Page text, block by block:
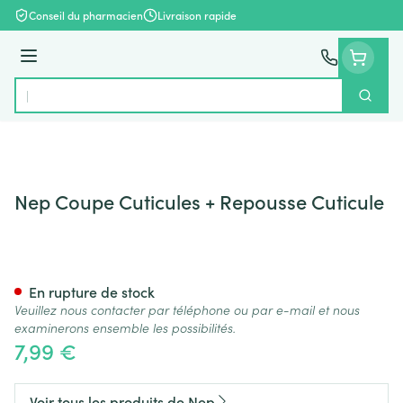
Aller au contenu
Conseil du pharmacien Livraison rapide
Menu
Rechercher
Nep Coupe Cuticules + Repousse Cuticule
7,99 €
En rupture de stock
Veuillez nous contacter par téléphone ou par e-mail et nous
examinerons ensemble les possibilités.